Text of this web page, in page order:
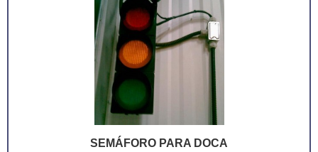
semáforo instalado, elimina-se por completo a
necessidade de uma pessoa indicar o
posicionamento do caminhão de forma
manual. O.
SEMÁFORO PARA DOCA